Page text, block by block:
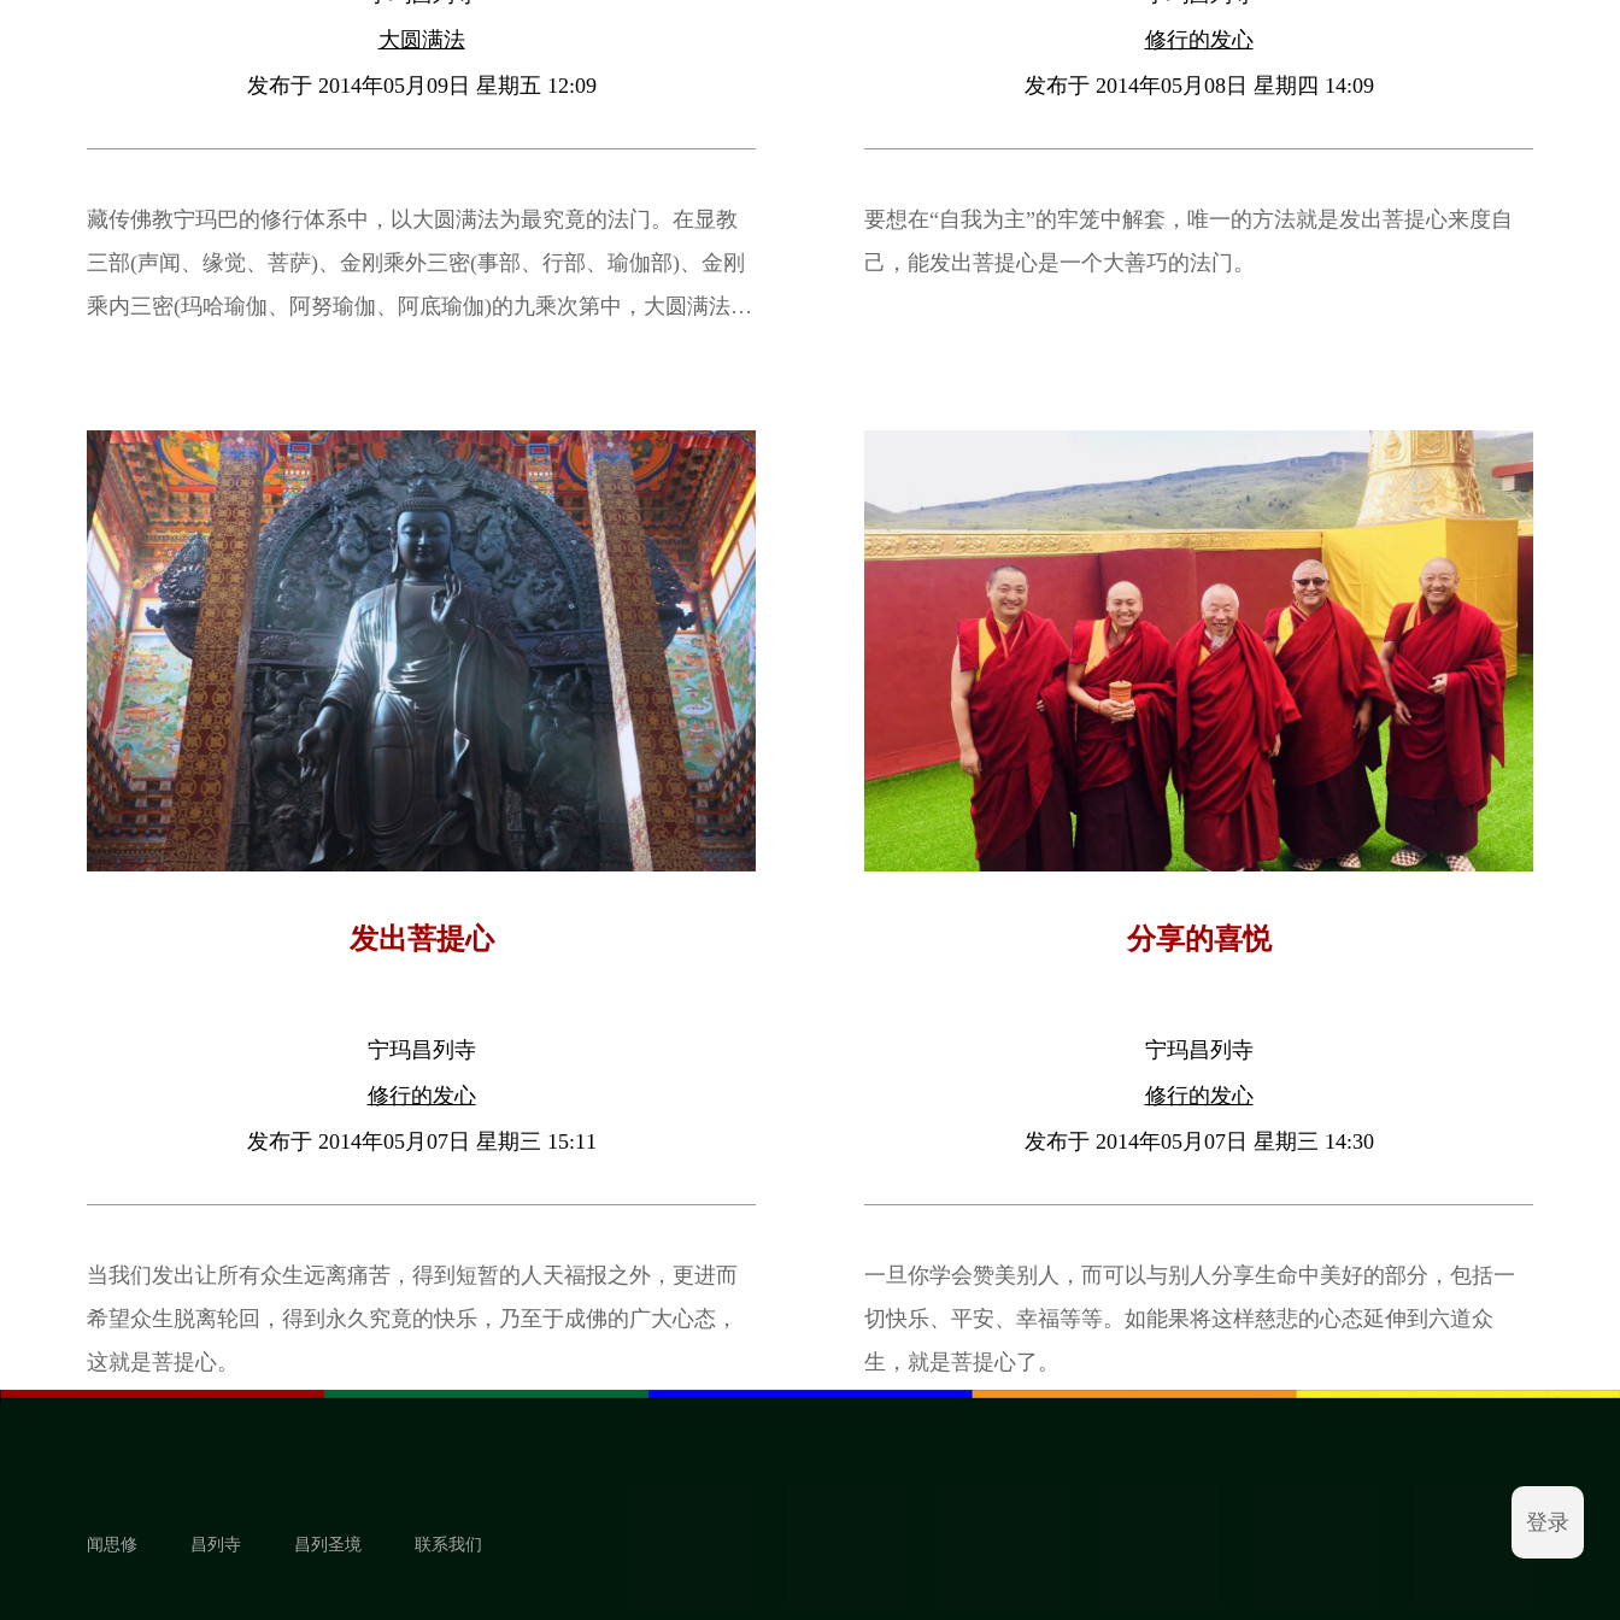
大圆满法
发布于 2014年05月09日 星期五 12:09
藏传佛教宁玛巴的修行体系中，以大圆满法为最究竟的法门。在显教
三部(声闻、缘觉、菩萨)、金刚乘外三密(事部、行部、瑜伽部)、金刚
乘内三密(玛哈瑜伽、阿努瑜伽、阿底瑜伽)的九乘次第中，大圆满法属
修行的发心
发布于 2014年05月08日 星期四 14:09
要想在“自我为主”的牢笼中解套，唯一的方法就是发出菩提心来度自
己，能发出菩提心是一个大善巧的法门。
发出菩提心
宁玛昌列寺
修行的发心
发布于 2014年05月07日 星期三 15:11
当我们发出让所有众生远离痛苦，得到短暂的人天福报之外，更进而
希望众生脱离轮回，得到永久究竟的快乐，乃至于成佛的广大心态，
这就是菩提心。
分享的喜悦
宁玛昌列寺
修行的发心
发布于 2014年05月07日 星期三 14:30
一旦你学会赞美别人，而可以与别人分享生命中美好的部分，包括一
切快乐、平安、幸福等等。如能果将这样慈悲的心态延伸到六道众
生，就是菩提心了。
闻思修 昌列寺 昌列圣境 联系我们
登录